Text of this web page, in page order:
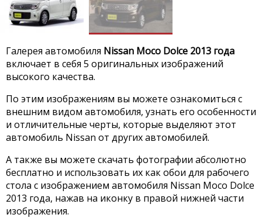
Галерея автомобиля Nissan Moco Dolce 2013 года
включает в себя 5 оригинальных изображений
высокого качества.
По этим изображениям вы можете ознакомиться с
внешним видом автомобиля, узнать его особенности
и отличительные черты, которые выделяют этот
автомобиль Nissan от других автомобилей.
А также вы можете скачать фотографии абсолютно
бесплатно и использовать их как обои для рабочего
стола с изображением автомобиля Nissan Moco Dolce
2013 года, нажав на иконку в правой нижней части
изображения.